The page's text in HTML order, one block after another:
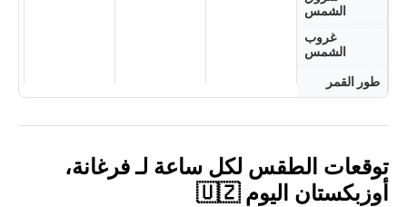
الشمس
غروب
الشمس
طور القمر
توقعات الطقس لكل ساعة لـ فرغانة،
أوزبكستان اليوم 🇺🇿